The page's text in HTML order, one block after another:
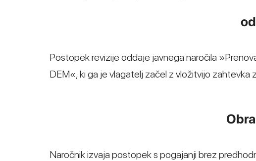
Postopek revizije oddaje javnega naročila
DEM«, ki ga je vlagatelj začel z vložitvijo zahtevka
Naročnik izvaja postopek s pogajanji brez